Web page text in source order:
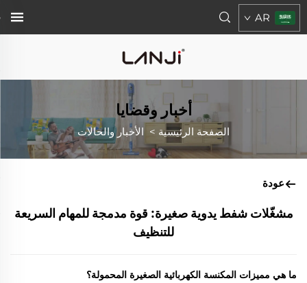
AR
أخبار وقضايا
الصفحة الرئيسية > الأخبار والحالات
عودة
مشغّلات شفط يدوية صغيرة: قوة مدمجة للمهام السريعة
للتنظيف
ما هي مميزات المكنسة الكهربائية الصغيرة المحمولة؟